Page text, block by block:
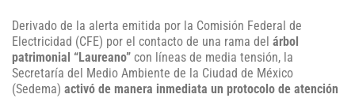
Derivado de la alerta emitida por la Comisión Federal de
Electricidad (CFE) por el contacto de una rama del árbol
patrimonial “Laureano” con líneas de media tensión, la
Secretaría del Medio Ambiente de la Ciudad de México
(Sedema) activó de manera inmediata un protocolo de atención